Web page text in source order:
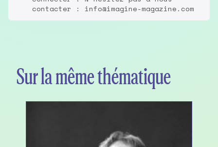
contacter : info@imagine-magazine.com
Sur la même thématique